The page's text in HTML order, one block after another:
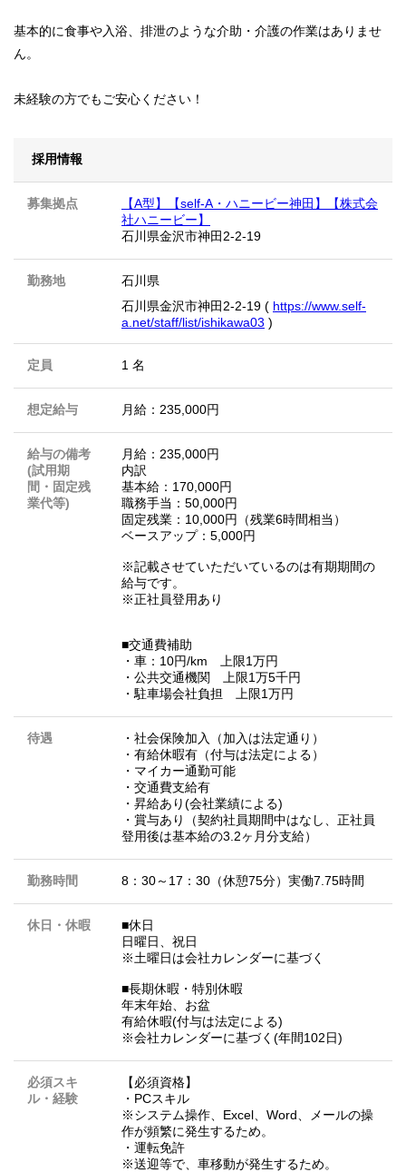
基本的に食事や入浴、排泄のような介助・介護の作業はありませ
ん。
未経験の方でもご安心ください！
採用情報
募集拠点
【A型】【self-A・ハニービー神田】【株式会
社ハニービー】
石川県金沢市神田2-2-19
勤務地
石川県
石川県金沢市神田2-2-19 ( https://www.self-
a.net/staff/list/ishikawa03 )
定員 1 名
想定給与 月給：235,000円
給与の備考
(試用期
間・固定残
業代等)
月給：235,000円
内訳
基本給：170,000円
職務手当：50,000円
固定残業：10,000円（残業6時間相当）
ベースアップ：5,000円
※記載させていただいているのは有期期間の
給与です。
※正社員登用あり
■交通費補助
・車：10円/km 上限1万円
・公共交通機関 上限1万5千円
・駐車場会社負担 上限1万円
待遇
・社会保険加入（加入は法定通り）
・有給休暇有（付与は法定による）
・マイカー通勤可能
・交通費支給有
・昇給あり(会社業績による)
・賞与あり（契約社員期間中はなし、正社員
登用後は基本給の3.2ヶ月分支給）
勤務時間 8：30～17：30（休憩75分）実働7.75時間
休日・休暇
■休日
日曜日、祝日
※土曜日は会社カレンダーに基づく
■長期休暇・特別休暇
年末年始、お盆
有給休暇(付与は法定による)
※会社カレンダーに基づく(年間102日)
必須スキ
ル・経験
【必須資格】
・PCスキル
※システム操作、Excel、Word、メールの操
作が頻繁に発生するため。
・運転免許
※送迎等で、車移動が発生するため。